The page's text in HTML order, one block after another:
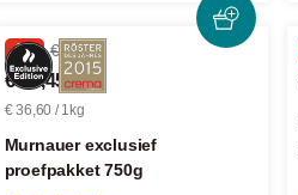
-8% € 29,97
€ 27,45
€ 36,60 / 1kg
Murnauer exclusief
proefpakket 750g